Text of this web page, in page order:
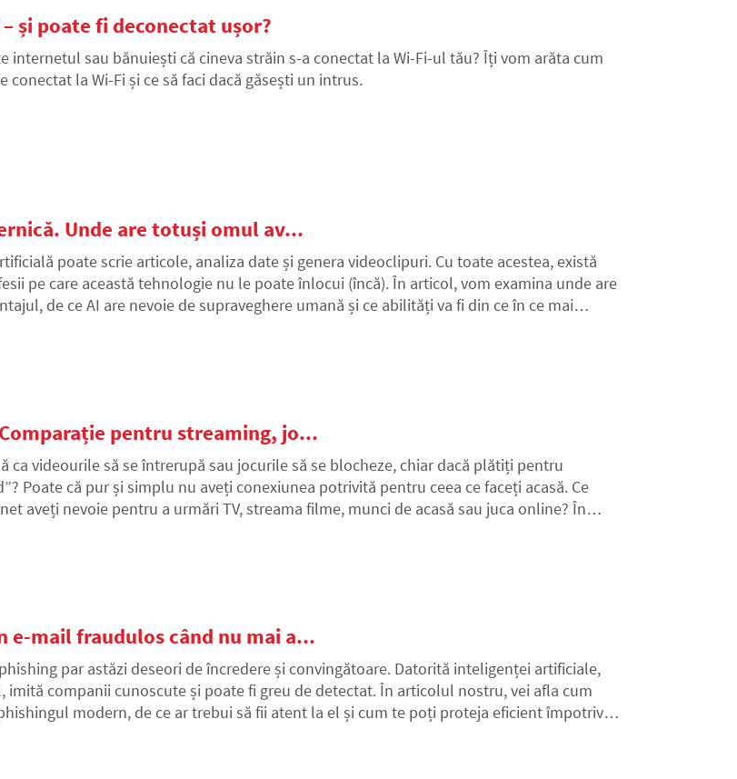
și poate fi deconectat ușor?
internetul sau bănuiești că cineva străin s-a conectat la Wi-Fi-ul tău? Îți vom arăta cum
conectat la Wi-Fi și ce să faci dacă găsești un intrus.
Unde are totuși omul av...
poate scrie articole, analiza date și genera videoclipuri. Cu toate acestea, există
pe care această tehnologie nu le poate înlocui (încă). În articol, vom examina unde are
de ce AI are nevoie de supraveghere umană și ce abilități va fi din ce în ce mai
pentru streaming, jo...
ca videourile să se întrerupă sau jocurile să se blocheze, chiar dacă plătiți pentru
Poate că pur și simplu nu aveți conexiunea potrivită pentru ceea ce faceți acasă. Ce
aveți nevoie pentru a urmări TV, streama filme, munci de acasă sau juca online? În
e-mail fraudulos când nu mai a...
par astăzi deseori de încredere și convingătoare. Datorită inteligenței artificiale,
imită companii cunoscute și poate fi greu de detectat. În articolul nostru, vei afla cum
modern, de ce ar trebui să fii atent la el și cum te poți proteja eficient împotriva